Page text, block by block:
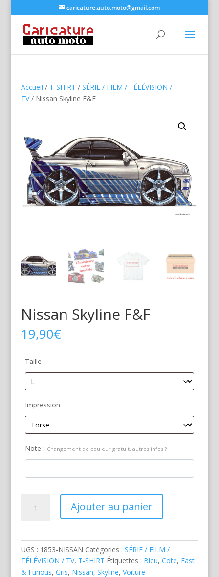
caricature.auto.moto@gmail.com
Accueil / T-SHIRT / SÉRIE / FILM / TÉLÉVISION /
TV/ Nissan Skyline F&F
Nissan Skyline F&F
19,90€
Taille
Impression
Note : Changement de couleur gratuit, autres infos ?
Ajouter au panier
UGS : 1853-NISSAN Catégories : SÉRIE / FILM /
TÉLÉVISION / TV, T-SHIRT Étiquettes : Bleu, Coté, Fast
& Furious, Gris, Nissan, Skyline, Voiture